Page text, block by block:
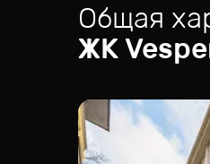
Общая
ЖК